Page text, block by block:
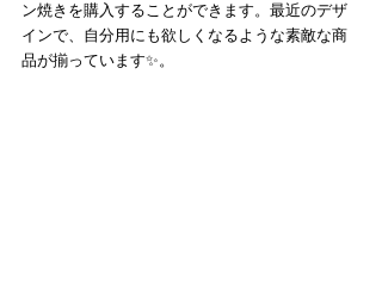
ン焼きを購入することができます。最近のデザ
インで、自分用にも欲しくなるような素敵な商
品が揃っています✨。